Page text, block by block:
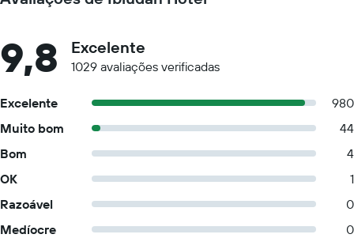
9,8 Excelente
1029 avaliações verificadas
Excelente
980
Muito bom
44
Bom
4
OK
1
Razoável
0
Medíocre
0